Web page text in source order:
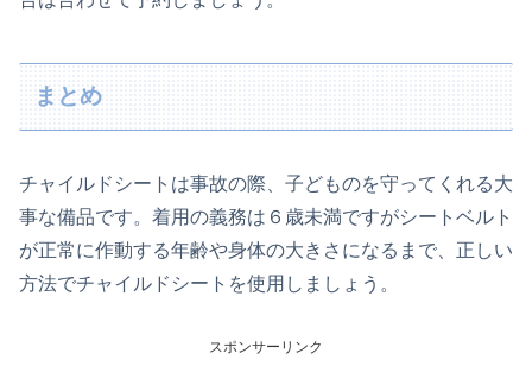
まとめ
チャイルドシートは事故の際、子どものを守ってくれる大
事な備品です。着用の義務は６歳未満ですがシートベルト
が正常に作動する年齢や身体の大きさになるまで、正しい
方法でチャイルドシートを使用しましょう。
スポンサーリンク